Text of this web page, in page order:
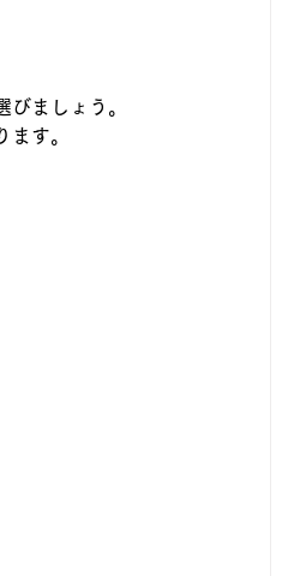
ましょう。
す。